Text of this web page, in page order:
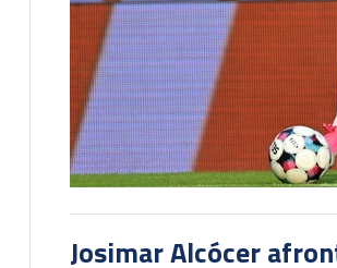
Josimar Alcócer